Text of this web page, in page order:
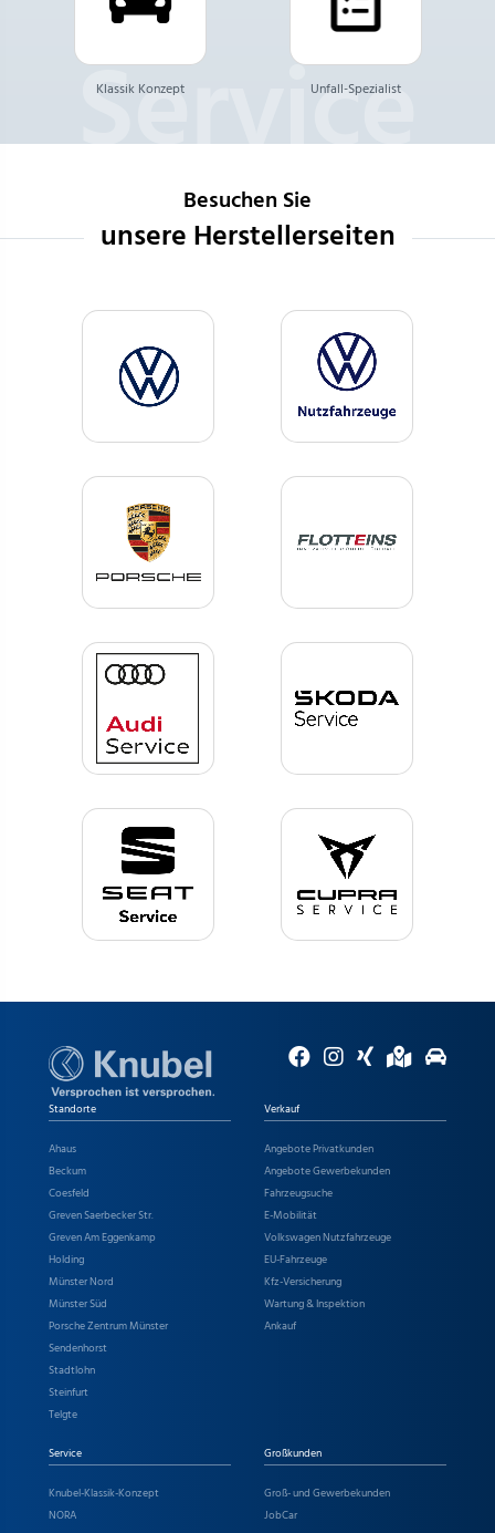
Klassik Konzept Unfall-Spezialist
Besuchen Sie
unsere Herstellerseiten
Standorte
Ahaus
Beckum
Coesfeld
Greven Saerbecker Str.
Greven Am Eggenkamp
Holding
Münster Nord
Münster Süd
Porsche Zentrum Münster
Sendenhorst
Stadtlohn
Steinfurt
Telgte
Verkauf
Angebote Privatkunden
Angebote Gewerbekunden
Fahrzeugsuche
E-Mobilität
Volkswagen Nutzfahrzeuge
EU-Fahrzeuge
Kfz-Versicherung
Wartung & Inspektion
Ankauf
Service
Knubel-Klassik-Konzept
NORA
Großkunden
Groß- und Gewerbekunden
JobCar